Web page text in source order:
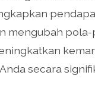
mengubah
secara